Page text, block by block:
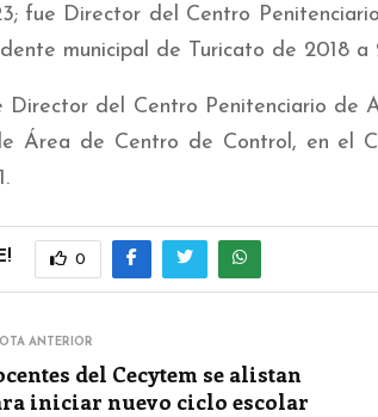
fue Director del Centro
municipal de Turicato de 2018 a
Director del Centro Penitenciario de
Área de Centro de Control, en el
0
ANTERIOR
del Cecytem se alistan
iniciar nuevo ciclo escolar